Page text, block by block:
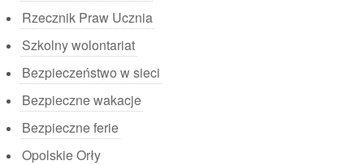
Rzecznik Praw Ucznia
Szkolny wolontariat
Bezpieczeństwo w sieci
Bezpieczne wakacje
Bezpieczne ferie
Opolskie Orły